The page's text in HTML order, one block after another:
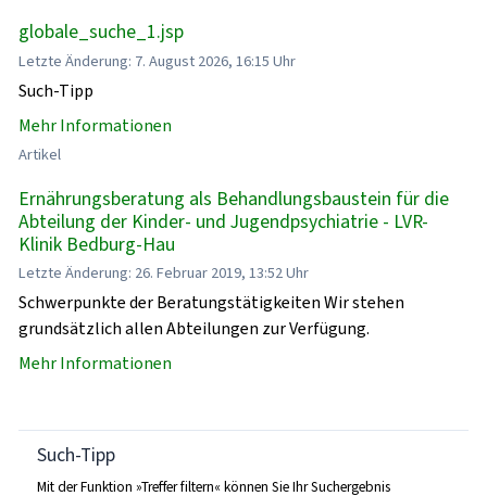
globale_suche_1.jsp
Letzte Änderung: 7. August 2026, 16:15 Uhr
Such-Tipp
Mehr Informationen
Artikel
Ernährungsberatung als Behandlungsbaustein für die
Abteilung der Kinder- und Jugendpsychiatrie - LVR-
Klinik Bedburg-Hau
Letzte Änderung: 26. Februar 2019, 13:52 Uhr
Schwerpunkte der Beratungstätigkeiten Wir stehen
grundsätzlich allen Abteilungen zur Verfügung.
Mehr Informationen
Such-Tipp
Mit der Funktion »Treffer filtern« können Sie Ihr Suchergebnis